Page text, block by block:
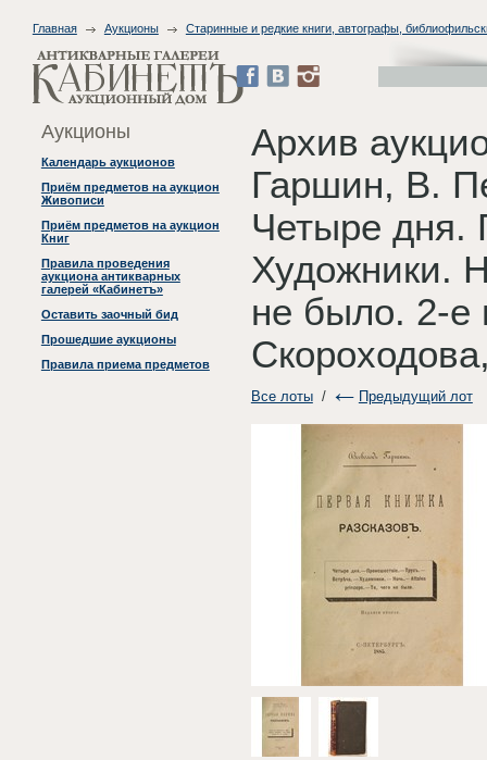
Главная Аукционы Старинные и редкие книги, автографы,
Аукционы
Календарь аукционов
Приём предметов на аукцион
Живописи
Приём предметов на аукцион
Книг
Правила проведения
аукциона антикварных
галерей «Кабинетъ»
Оставить заочный бид
Прошедшие аукционы
Правила приема предметов
Архив
Гаршин, В.
Четыре дня.
Художники.
не было. 2-
Все лоты/ Предыдущий лот